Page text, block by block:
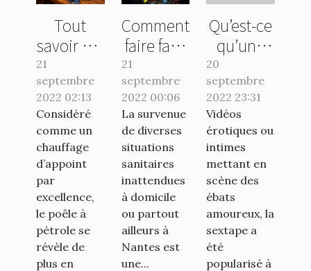
Tout
savoir sur
le poêle à
pétrole
21
septembre
2022 02:13
Considéré
comme un
chauffage
d’appoint
par
excellence,
le poêle à
pétrole se
révèle de
plus en
Comment
faire face
urgence
sanitaire
à
Nantes ?
21
septembre
2022 00:06
La survenue
de diverses
situations
sanitaires
inattendues
à domicile
ou partout
ailleurs à
Nantes est
une...
Qu’est-ce
qu’une
sextape ?
20
septembre
2022 23:31
Vidéos
érotiques ou
intimes
mettant en
scène des
ébats
amoureux, la
sextape a
été
popularisé à